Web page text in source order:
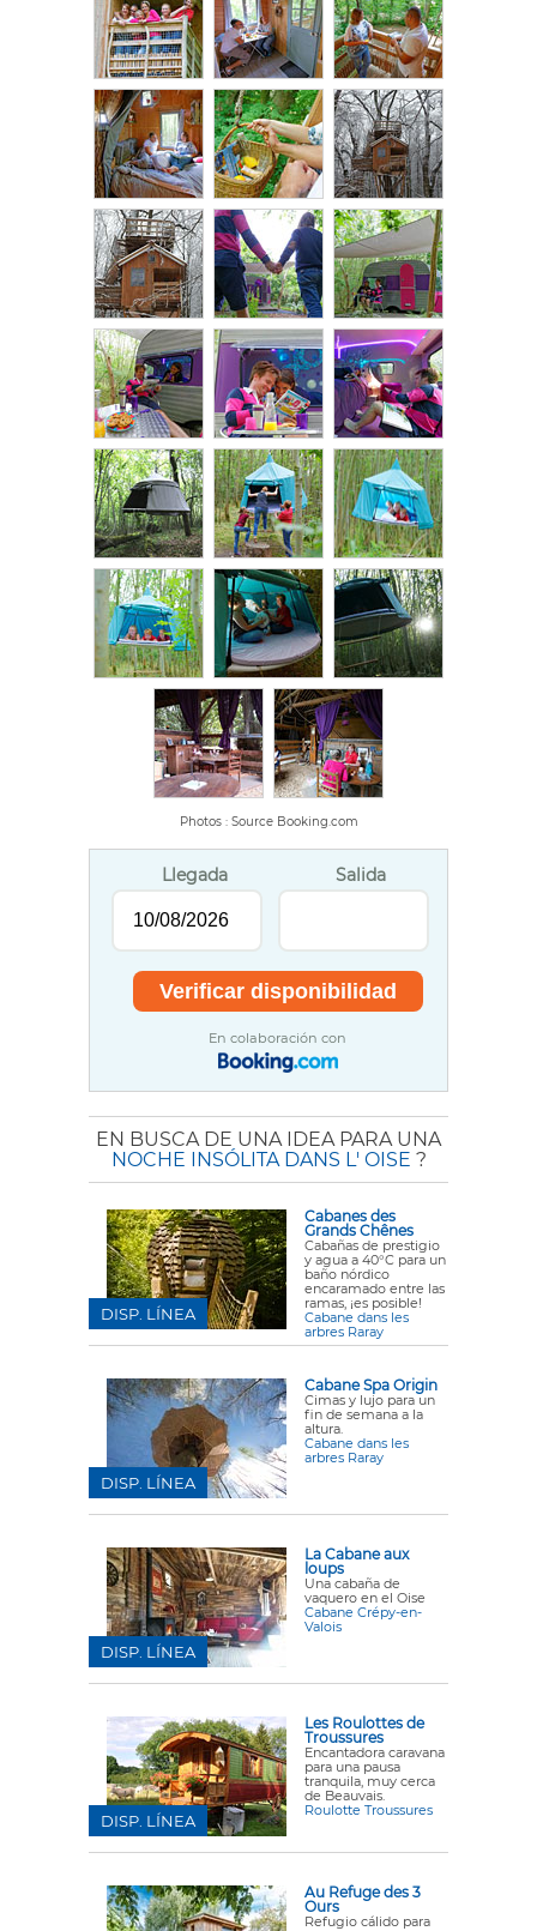
Photos : Source Booking.com
Llegada Salida
En colaboración con
EN BUSCA DE UNA IDEA PARA UNA
NOCHE INSÓLITA DANS L' OISE ?
Cabanes des
Grands Chênes
Cabañas de prestigio
y agua a 40°C para un
baño nórdico
encaramado entre las
ramas, ¡es posible!
Cabane dans les
arbres Raray
DISP. LÍNEA
Cabane Spa Origin
Cimas y lujo para un
fin de semana a la
altura.
Cabane dans les
arbres Raray
DISP. LÍNEA
La Cabane aux
loups
Una cabaña de
vaquero en el Oise
Cabane Crépy-en-
Valois
DISP. LÍNEA
Les Roulottes de
Troussures
Encantadora caravana
para una pausa
tranquila, muy cerca
de Beauvais.
Roulotte Troussures
DISP. LÍNEA
Au Refuge des 3
Ours
Refugio cálido para